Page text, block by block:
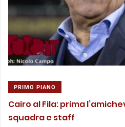
PRIMO PIANO
Cairo al Fila: prima
squadra e staff